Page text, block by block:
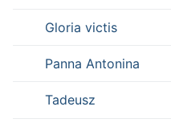
Gloria victis
Panna Antonina
Tadeusz